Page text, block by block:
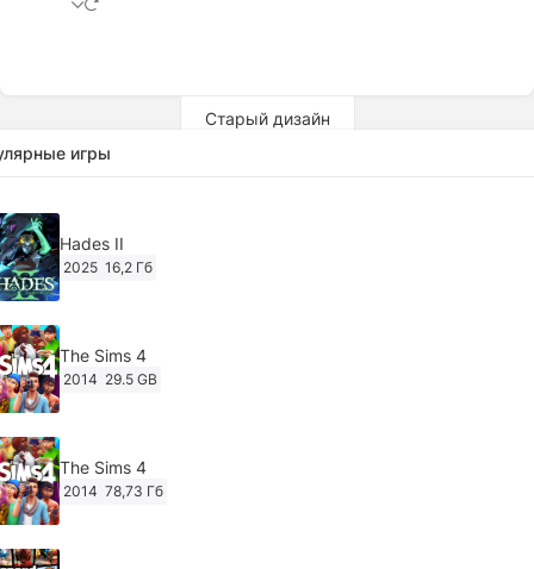
Старый дизайн
игры
Hades II
2025 16,2 Гб
The Sims 4
2014 29.5 GB
The Sims 4
2014 78,73 Гб